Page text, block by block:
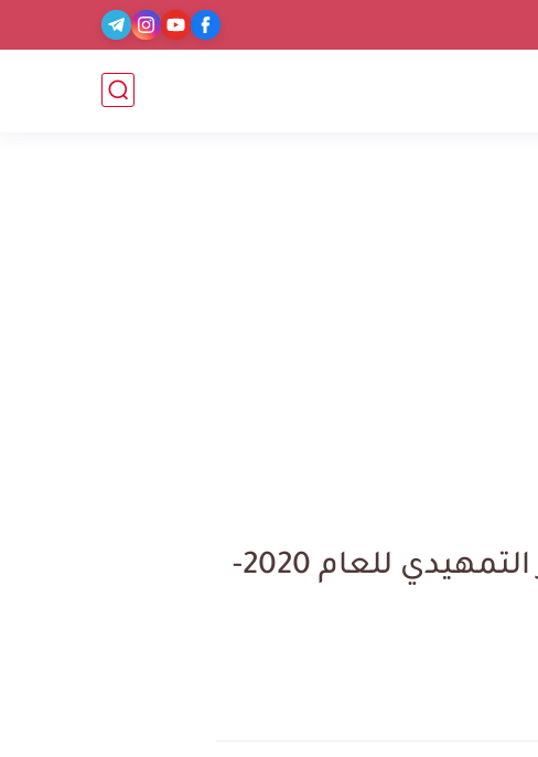
اسماء الطلبه الخارجي واسماء المراكز الامتحانيه للدور التمهيدي للعام 2020-